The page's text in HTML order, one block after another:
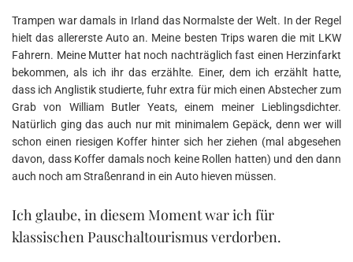
Trampen war damals in Irland das Normalste der Welt. In der Regel
hielt das allererste Auto an. Meine besten Trips waren die mit LKW
Fahrern. Meine Mutter hat noch nachträglich fast einen Herzinfarkt
bekommen, als ich ihr das erzählte. Einer, dem ich erzählt hatte,
dass ich Anglistik studierte, fuhr extra für mich einen Abstecher zum
Grab von William Butler Yeats, einem meiner Lieblingsdichter.
Natürlich ging das auch nur mit minimalem Gepäck, denn wer will
schon einen riesigen Koffer hinter sich her ziehen (mal abgesehen
davon, dass Koffer damals noch keine Rollen hatten) und den dann
auch noch am Straßenrand in ein Auto hieven müssen.
Ich glaube, in diesem Moment war ich für
klassischen Pauschaltourismus verdorben.